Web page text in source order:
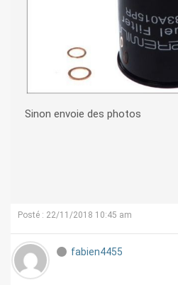
Sinon envoie des photos
Posté : 22/11/2018 10:45 am
fabien4455